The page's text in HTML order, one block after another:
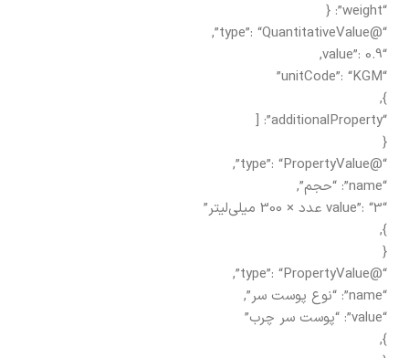
“weight”: {
“@type”: “QuantitativeValue”,
“value”: 0.9,
“unitCode”: “KGM”
},
“additionalProperty”: [
{
“@type”: “PropertyValue”,
“name”: “حجم”,
“value”: “3 عدد × 300 میلی‌لیتر”
},
{
“@type”: “PropertyValue”,
“name”: “نوع پوست سر”,
“value”: “پوست سر چرب”
},